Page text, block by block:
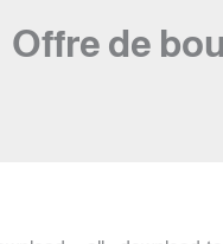
Offre de